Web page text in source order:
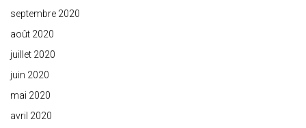
septembre 2020
août 2020
juillet 2020
juin 2020
mai 2020
avril 2020